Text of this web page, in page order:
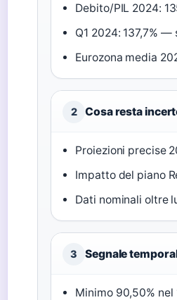
Debito/PIL 2024:
Q1 2024: 137,7%
Eurozona media
2 Cosa resta
Proiezioni precise
Impatto del piano
Dati nominali oltre
3 Segnale
Minimo 90,50%